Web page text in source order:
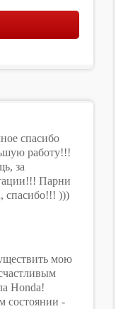
спасибо
работу!!!
за
Парни
спасибо!!! )))
мою
Honda!
состоянии -